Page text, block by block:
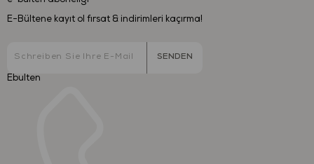
E-Bültene kayıt ol fırsat & indirimleri kaçırma!
SENDEN
Ebulten